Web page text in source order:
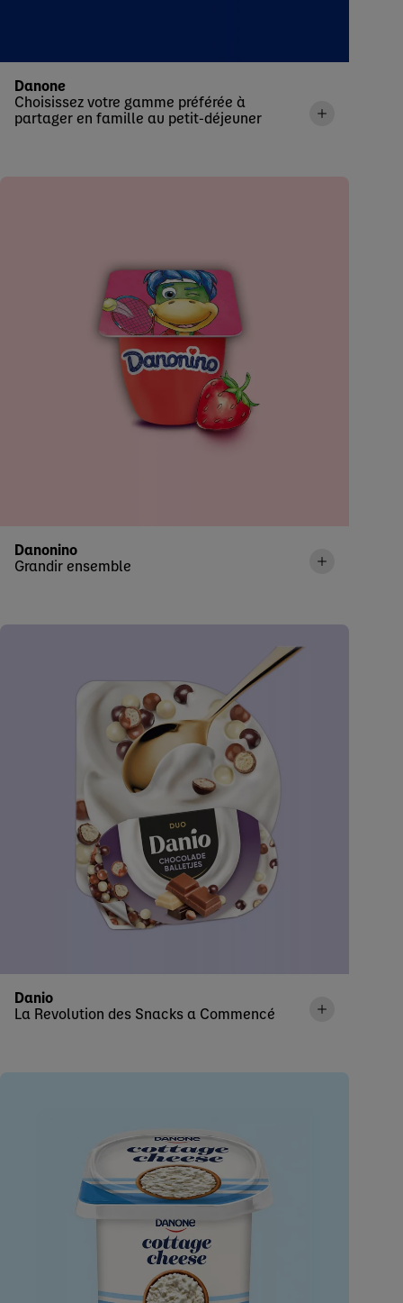
Choisissez votre gamme préférée à
partager en famille au petit-déjeuner
Danone
Grandir ensemble
Danonino
La Revolution des Snacks a Commencé
Danio